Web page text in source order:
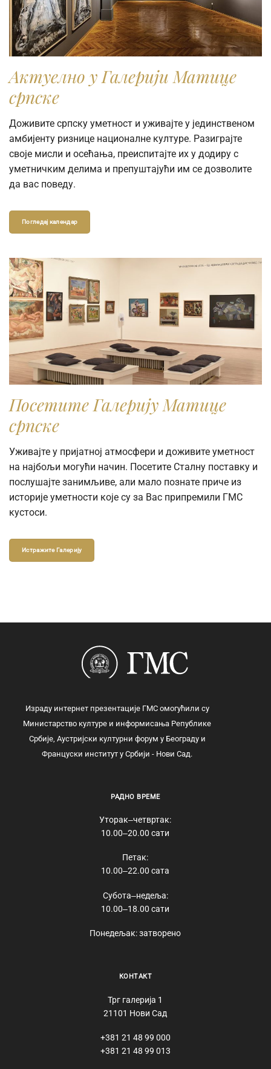
Актуелно у Галерији Матице
српске
Доживите српску уметност и уживајте у јединственом
амбијенту ризнице националне културе. Разиграјте
своје мисли и осећања, преиспитајте их у додиру с
уметничким делима и препуштајући им се дозволите
да вас поведу.
Погледај календар
Посетите Галерију Матице
српске
Уживајте у пријатној атмосфери и доживите уметност
на најбољи могући начин. Посетите Сталну поставку и
послушајте занимљиве, али мало познате приче из
историје уметности које су за Вас припремили ГМС
кустоси.
Истражите Галерију
Израду интернет презентације ГМС омогућили су
Министарство културе и информисања Републике
Србије, Аустријски културни форум у Београду и
Француски институт у Србији - Нови Сад.
РАДНО ВРЕМЕ
Уторак‒четвртак:
10.00‒20.00 сати
Петак:
10.00‒22.00 сата
Субота‒недеља:
10.00‒18.00 сати
Понедељак: затворено
КОНТАКТ
Трг галерија 1
21101 Нови Сад
+381 21 48 99 000
+381 21 48 99 013